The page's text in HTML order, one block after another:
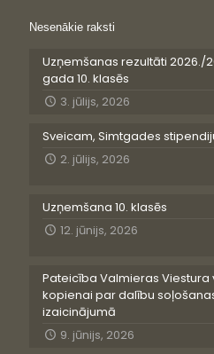
Nesenākie raksti
Uzņemšanas rezultāti 2026./
gada 10. klasēs
3. jūlijs, 2026
Sveicam, Simtgades
2. jūlijs, 2026
Uzņemšana 10. klasēs
12. jūnijs, 2026
Pateicība Valmieras Viestura
kopienai par dalību
izaicinājumā
9. jūnijs, 2026